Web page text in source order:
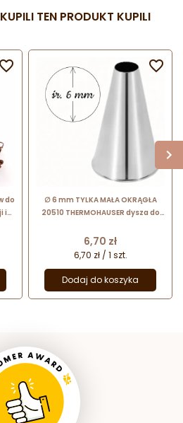
TEN PRODUKT KUPILI
do
i

∅ 6 mm TYLKA MAŁA OKRĄGŁA
20510 THERMOHAUSER dysza do
Cena
6,70 zł
6,70 zł / 1 szt.
Dodaj do koszyka
